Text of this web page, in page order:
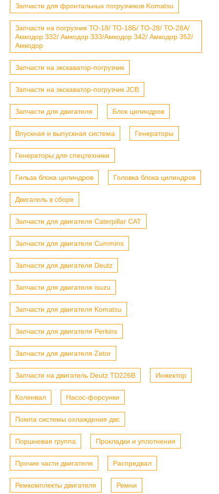
Запчасти для фронтальных погрузчиков Komatsu
Запчасти на погрузчик ТО-18/ ТО-18Б/ ТО-28/ ТО-28А/
Амкодор 332/ Амкодор 333/Амкодор 342/ Амкодор 352/
Амкодор
Запчасти на экскаватор-погрузчик
Запчасти на экскаватор-погрузчик JCB
Запчасти для двигателя Блок цилиндров
Впускная и выпускная система Генераторы
Генераторы для спецтехники
Гильза блока цилиндров Головка блока цилиндров
Двигатель в сборе
Запчасти для двигателя Caterpillar CAT
Запчасти для двигателя Cummins
Запчасти для двигателя Deutz
Запчасти для двигателя isuzu
Запчасти для двигателя Komatsu
Запчасти для двигателя Perkins
Запчасти для двигателя Zetor
Запчасти на двигатель Deutz TD226B Инжектор
Коленвал Насос-форсунки
Помпа системы охлаждения двс
Поршневая группа Прокладки и уплотнения
Прочие части двигателя Распредвал
Ремкомплекты двигателя Ремни